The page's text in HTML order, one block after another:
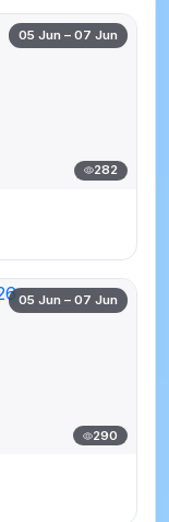
05 Jun – 07 Jun
282
05 Jun – 07 Jun
290